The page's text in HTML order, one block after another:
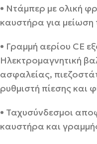
• Ντάμπερ με ολική
καυστήρα για
• Γραμμή αερίου CE
Ηλεκτρομαγνητική
ασφαλείας,
ρυθμιστή πίεσης και
• Ταχυσύνδεσμοι
καυστήρα και